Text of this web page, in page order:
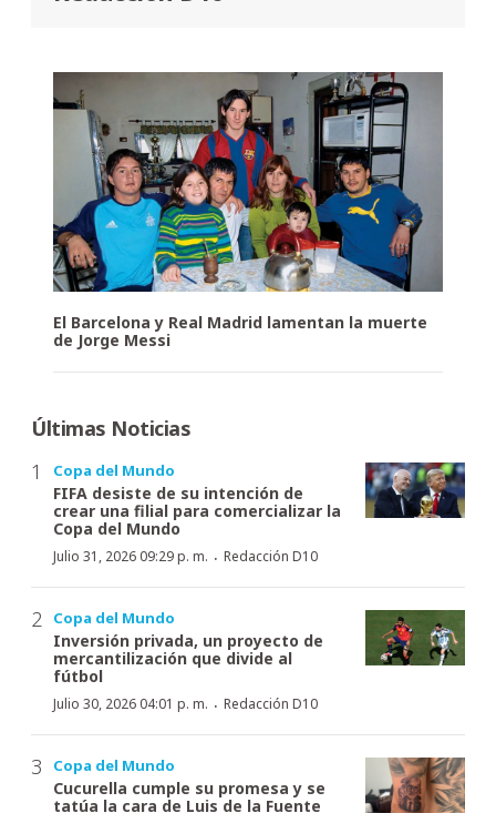
El Barcelona y Real Madrid lamentan la muerte
de Jorge Messi
Últimas Noticias
Copa del Mundo
FIFA desiste de su intención de
crear una filial para comercializar la
Copa del Mundo
Julio 31, 2026 09:29 p. m. · Redacción D10
Copa del Mundo
Inversión privada, un proyecto de
mercantilización que divide al
fútbol
Julio 30, 2026 04:01 p. m. · Redacción D10
Copa del Mundo
Cucurella cumple su promesa y se
tatúa la cara de Luis de la Fuente